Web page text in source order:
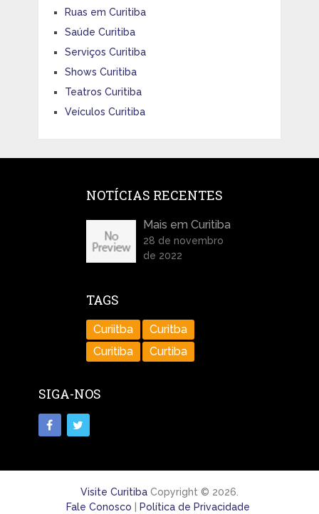
Ruas em Curitiba
Saúde Curitiba
Serviços Curitiba
Shows Curitiba
Teatros Curitiba
Veículos Curitiba
NOTÍCIAS RECENTES
Mais em Curitiba
28 de novembro
de 2022
TAGS
Curiitba
Curitba
Curitiba
Curtiba
SIGA-NOS
Visite CuritibaCopyright © 2026.
Fale Conosco
Política de Privacidade